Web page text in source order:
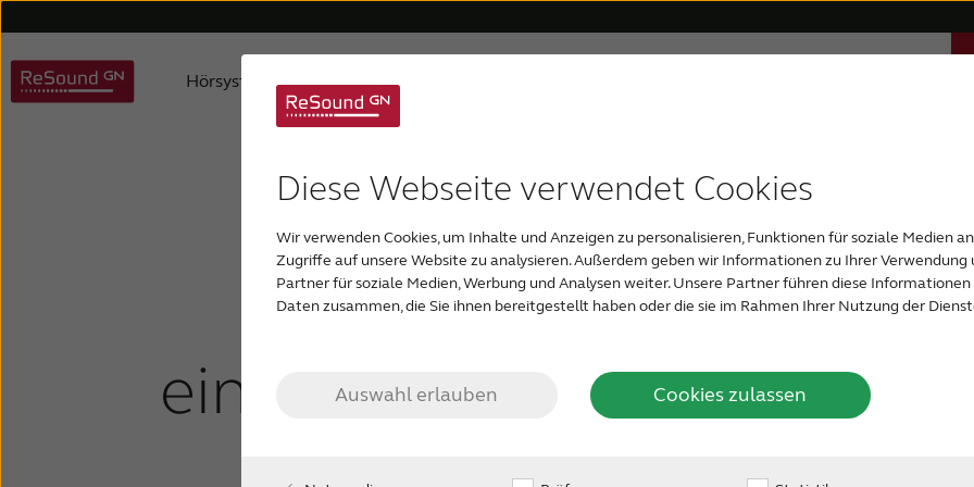
Diese Webseite verwendet Cookies
Wir verwenden Cookies, um Inhalte und Anzeigen zu personalisieren, Funktionen für soziale Medien
Zugriffe auf unsere Website zu analysieren. Außerdem geben wir Informationen zu Ihrer Verwendung
Partner für soziale Medien, Werbung und Analysen weiter. Unsere Partner führen diese
Daten zusammen, die Sie ihnen bereitgestellt haben oder die sie im Rahmen Ihrer Nutzung der
Auswahl erlauben Cookies zulassen
Hörsysteme
Hörsysteme für Tinnitus
Hörverlust
Was sind die
Ursachen für
einen Hörverlust?
Es gibt viele
Einige stammen aus
laute Maschinen,
Explosionen, das
Düsenflugzeugen.
eigenen Körper
beispielsweise durch
oder durch eine
häufigsten ist ein